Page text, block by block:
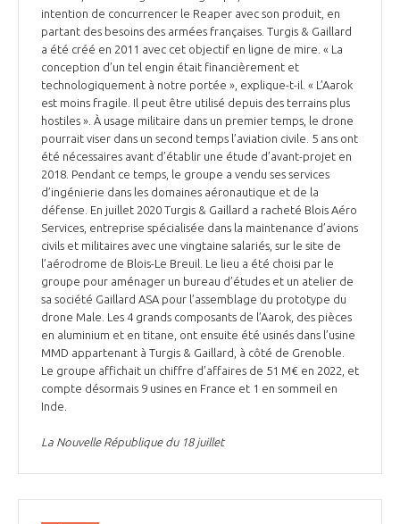
intention de concurrencer le Reaper avec son produit, en
partant des besoins des armées françaises. Turgis & Gaillard
a été créé en 2011 avec cet objectif en ligne de mire. « La
conception d’un tel engin était financièrement et
technologiquement à notre portée », explique-t-il. « L’Aarok
est moins fragile. Il peut être utilisé depuis des terrains plus
hostiles ». À usage militaire dans un premier temps, le drone
pourrait viser dans un second temps l’aviation civile. 5 ans ont
été nécessaires avant d’établir une étude d’avant-projet en
2018. Pendant ce temps, le groupe a vendu ses services
d’ingénierie dans les domaines aéronautique et de la
défense. En juillet 2020 Turgis & Gaillard a racheté Blois Aéro
Services, entreprise spécialisée dans la maintenance d’avions
civils et militaires avec une vingtaine salariés, sur le site de
l’aérodrome de Blois-Le Breuil. Le lieu a été choisi par le
groupe pour aménager un bureau d’études et un atelier de
sa société Gaillard ASA pour l’assemblage du prototype du
drone Male. Les 4 grands composants de l’Aarok, des pièces
en aluminium et en titane, ont ensuite été usinés dans l’usine
MMD appartenant à Turgis & Gaillard, à côté de Grenoble.
Le groupe affichait un chiffre d’affaires de 51 M€ en 2022, et
compte désormais 9 usines en France et 1 en sommeil en
Inde.
La Nouvelle République du 18 juillet